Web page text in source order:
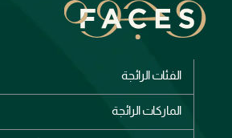
الفئات الرائجة
الماركات الرائجة